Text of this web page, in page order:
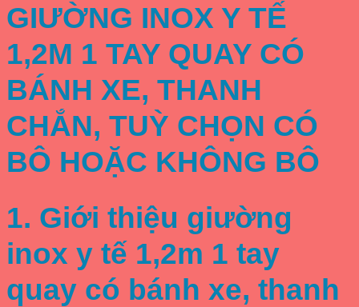
GIƯỜNG INOX Y TẾ
1,2M 1 TAY QUAY CÓ
BÁNH XE, THANH
CHẮN, TUỲ CHỌN CÓ
BÔ HOẶC KHÔNG BÔ
1. Giới thiệu giường
inox y tế 1,2m 1 tay
quay có bánh xe, thanh